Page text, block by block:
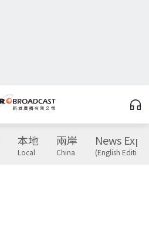
本地
Local
兩岸
China
News
(English Edition)